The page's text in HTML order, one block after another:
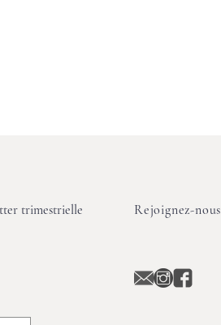
trimestrielle Rejoignez-nous